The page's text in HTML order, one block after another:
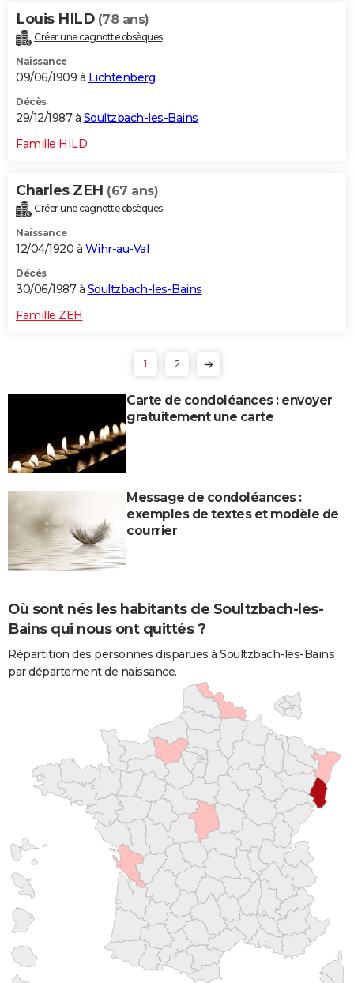
Louis HILD (78 ans)
Créer une cagnotte obsèques
Naissance
09/06/1909 à Lichtenberg
Décès
29/12/1987 à Soultzbach-les-Bains
Famille HILD
Charles ZEH (67 ans)
Créer une cagnotte obsèques
Naissance
12/04/1920 à Wihr-au-Val
Décès
30/06/1987 à Soultzbach-les-Bains
Famille ZEH
1 2
Carte de condoléances : envoyer
gratuitement une carte
Message de condoléances :
exemples de textes et modèle de
courrier
Où sont nés les habitants de Soultzbach-les-
Bains qui nous ont quittés ?
Répartition des personnes disparues à Soultzbach-les-Bains
par département de naissance.